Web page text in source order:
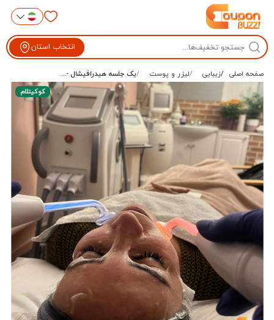
انتخاب استان
صفحه اصلی زیبایی لیزر و پوست یک جلسه هیدرافیشال -...
کوکیتلام